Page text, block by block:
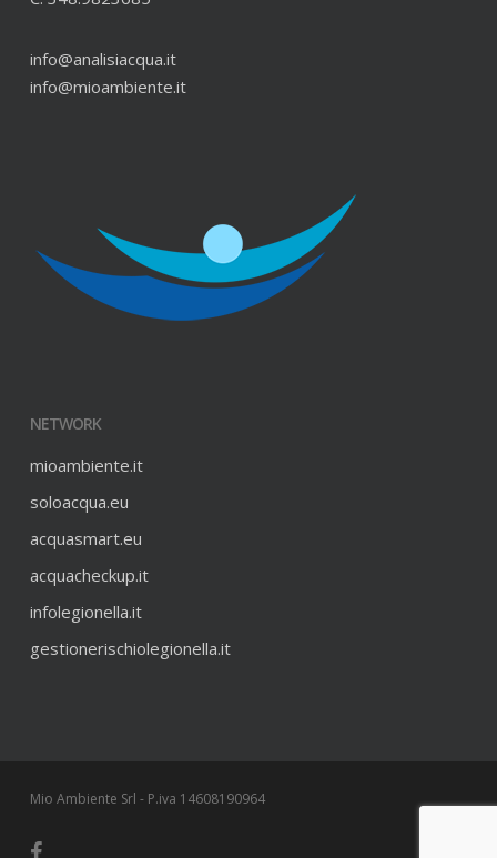
info@analisiacqua.it
info@mioambiente.it
NETWORK
mioambiente.it
soloacqua.eu
acquasmart.eu
acquacheckup.it
infolegionella.it
gestionerischiolegionella.it
Mio Ambiente Srl - P.iva 14608190964
facebook